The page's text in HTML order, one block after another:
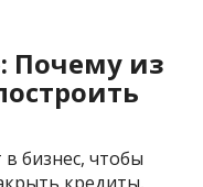
Почему из
бизнес, чтобы